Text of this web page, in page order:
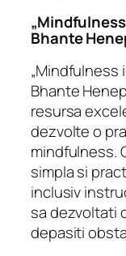
Bhante
„Mindfulness
Bhante
resursa
dezvolte o
mindfulness.
simpla si
inclusiv
sa dezvoltati
depasiti